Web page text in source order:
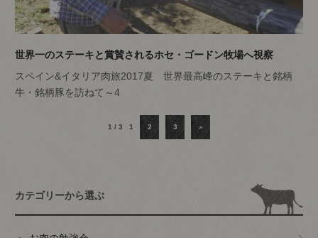
世界一のステーキと賞賛されるホセ・ゴードン牧場へ視察
スペイン&イタリア肉旅2017夏 世界最高峰のステーキと銘柄
牛・銘柄豚を訪ねて～4
1 / 3 1 2 3 »
カテゴリーから選ぶ